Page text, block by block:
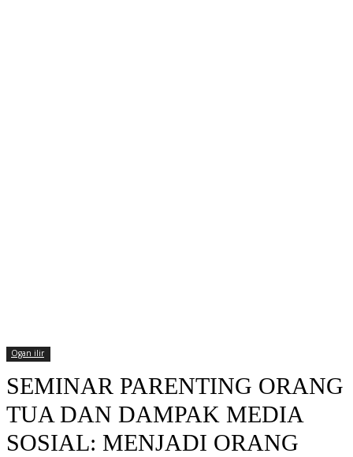
Ogan ilir
SEMINAR PARENTING ORANG
TUA DAN DAMPAK MEDIA
SOSIAL: MENJADI ORANG